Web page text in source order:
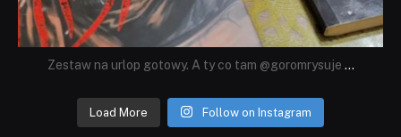
Zestaw na urlop gotowy. A ty co tam @goromrysuje ...
Load More Follow on Instagram